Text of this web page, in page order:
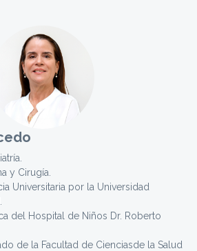
y Cirugía.
Universitaria por la Universidad
del Hospital de Niños Dr. Roberto
de la Facultad de Cienciasde la Salud